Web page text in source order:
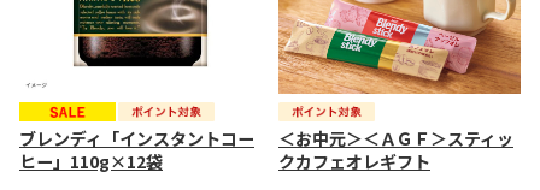
ブレンディ「インスタントコー
ヒー」110g×12袋
＜お中元＞＜ＡＧＦ＞スティッ
クカフェオレギフト